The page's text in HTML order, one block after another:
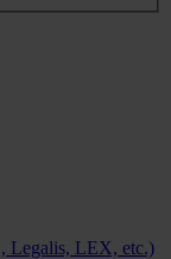
Legalis, LEX, etc.)